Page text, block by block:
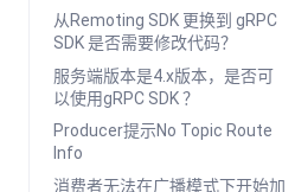
从Remoting SDK 更换到 gRPC
SDK 是否需要修改代码？
服务端版本是4.x版本，是否可
以使用gRPC SDK ？
Producer提示No Topic Route
Info
消费者无法在广播模式下开始加